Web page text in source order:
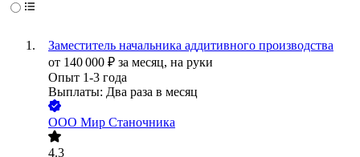
Заместитель начальника аддитивного производства
от 140 000 ₽ за месяц, на руки
Опыт 1-3 года
Выплаты: Два раза в месяц
ООО Мир Станочника
4.3